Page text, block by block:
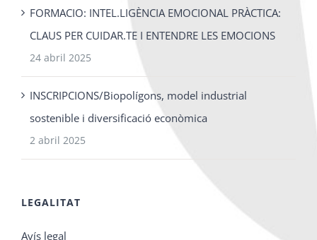
FORMACIO: INTEL.LIGÈNCIA EMOCIONAL PRÀCTICA:
CLAUS PER CUIDAR.TE I ENTENDRE LES EMOCIONS
24 abril 2025
INSCRIPCIONS/Biopolígons, model industrial
sostenible i diversificació econòmica
2 abril 2025
LEGALITAT
Avís legal